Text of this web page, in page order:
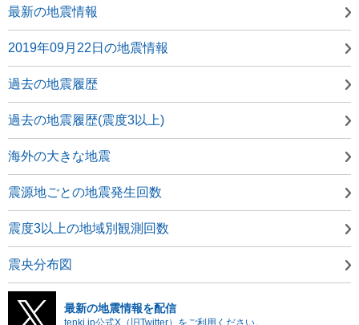
最新の地震情報
2019年09月22日の地震情報
過去の地震履歴
過去の地震履歴(震度3以上)
海外の大きな地震
震源地ごとの地震発生回数
震度3以上の地域別観測回数
震央分布図
最新の地震情報を配信
tenki.jp公式X（旧Twitter）をご利用ください。